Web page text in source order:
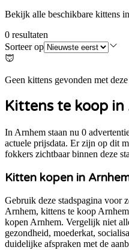
Bekijk alle beschikbare kittens
0 resultaten
Sorteer op
Geen kittens gevonden met
Kittens te koop in
In Arnhem staan nu 0
actuele prijsdata. Er zijn op dit
fokkers zichtbaar binnen deze
Kitten kopen in
Gebruik deze stadspagina voor
Arnhem, kittens te koopArnhem
kopenArnhem. Vergelijk niet
gezondheid, moederkat,
duidelijke afspraken met de